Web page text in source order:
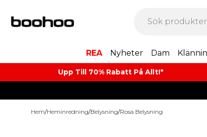
REA Nyheter Dam
Upp Till 70% Rabatt På Allt!*
Hem/Heminredning/Belysning/Rosa Belysning